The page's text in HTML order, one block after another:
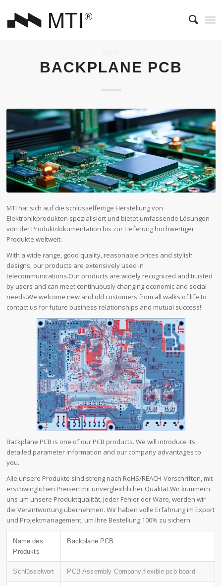
BACKPLANE PCB
MTI hat sich auf die schlüsselfertige Herstellung von
Elektronikprodukten spezialisiert und bietet umfassende Lösungen
von der Produktdokumentation bis zur Lieferung hochwertiger
Produkte weltweit.
With a wide range, good quality, reasonable prices and stylish
designs, our products are extensively used in
telecommunications.Our products are widely recognized and trusted
by users and can meet continuously changing economic and social
needs.We welcome new and old customers from all walks of life to
contact us for future business relationships and mutual success!
Backplane PCB is one of our PCB products. We will introduce its
detailed parameter information and our company advantages to
you.
Alle unsere Produkte sind streng nach RoHS/REACH-Vorschriften, mit
erschwinglichen Preisen mit unvergleichlicher Qualität.Wir kümmern
uns um unsere Produktqualität, jeder Fehler der Ware, werden wir
die Verantwortung übernehmen. Wir haben volle Erfahrung im Export
und Projektmanagement, um Ihre Bestellung 100% zu sichern.
Name des
Produkts
Backplane PCB
Schlüsselwort PCB Assembly Company,flexible pcb board